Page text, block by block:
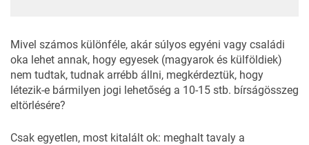
Mivel számos különféle, akár súlyos egyéni vagy családi
oka lehet annak, hogy egyesek (magyarok és külföldiek)
nem tudtak, tudnak arrébb állni, megkérdeztük, hogy
létezik-e bármilyen jogi lehetőség a 10-15 stb. bírságösszeg
eltörlésére?
Csak egyetlen, most kitalált ok: meghalt tavaly a